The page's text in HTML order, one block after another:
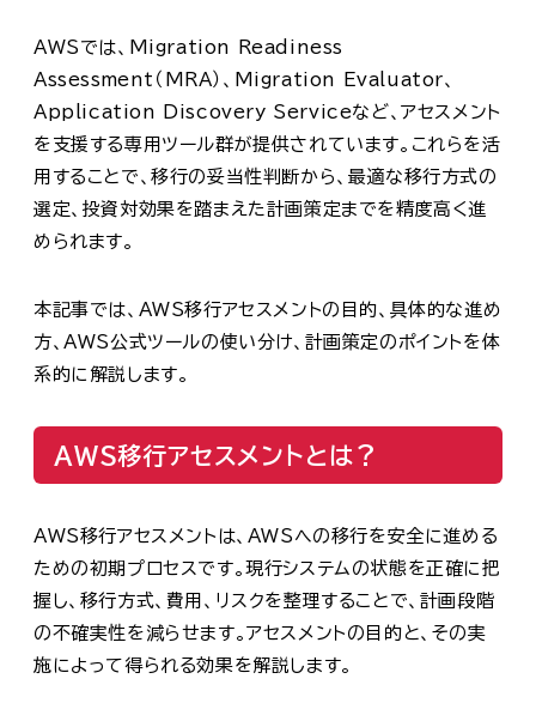
AWSでは、Migration Readiness
Assessment（MRA）、Migration Evaluator、
Application Discovery Serviceなど、アセスメント
を支援する専用ツール群が提供されています。これらを活
用することで、移行の妥当性判断から、最適な移行方式の
選定、投資対効果を踏まえた計画策定までを精度高く進
められます。
本記事では、AWS移行アセスメントの目的、具体的な進め
方、AWS公式ツールの使い分け、計画策定のポイントを体
系的に解説します。
AWS移行アセスメントとは？
AWS移行アセスメントは、AWSへの移行を安全に進める
ための初期プロセスです。現行システムの状態を正確に把
握し、移行方式、費用、リスクを整理することで、計画段階
の不確実性を減らせます。アセスメントの目的と、その実
施によって得られる効果を解説します。